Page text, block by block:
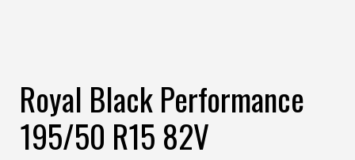
Royal Black Performance
195/50 R15 82V